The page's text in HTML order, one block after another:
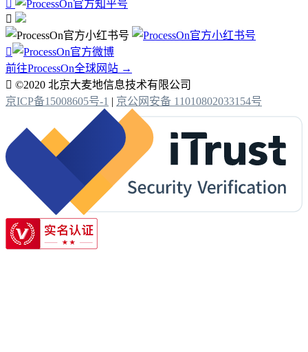


前往ProcessOn全球网站 →
 ©2020 北京大麦地信息技术有限公司
京ICP备15008605号-1 | 京公网安备 11010802033154号